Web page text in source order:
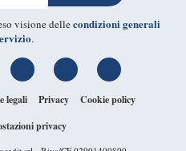
visione dellecondizioni generali
.
legali Privacy
Cookie policy
privacy